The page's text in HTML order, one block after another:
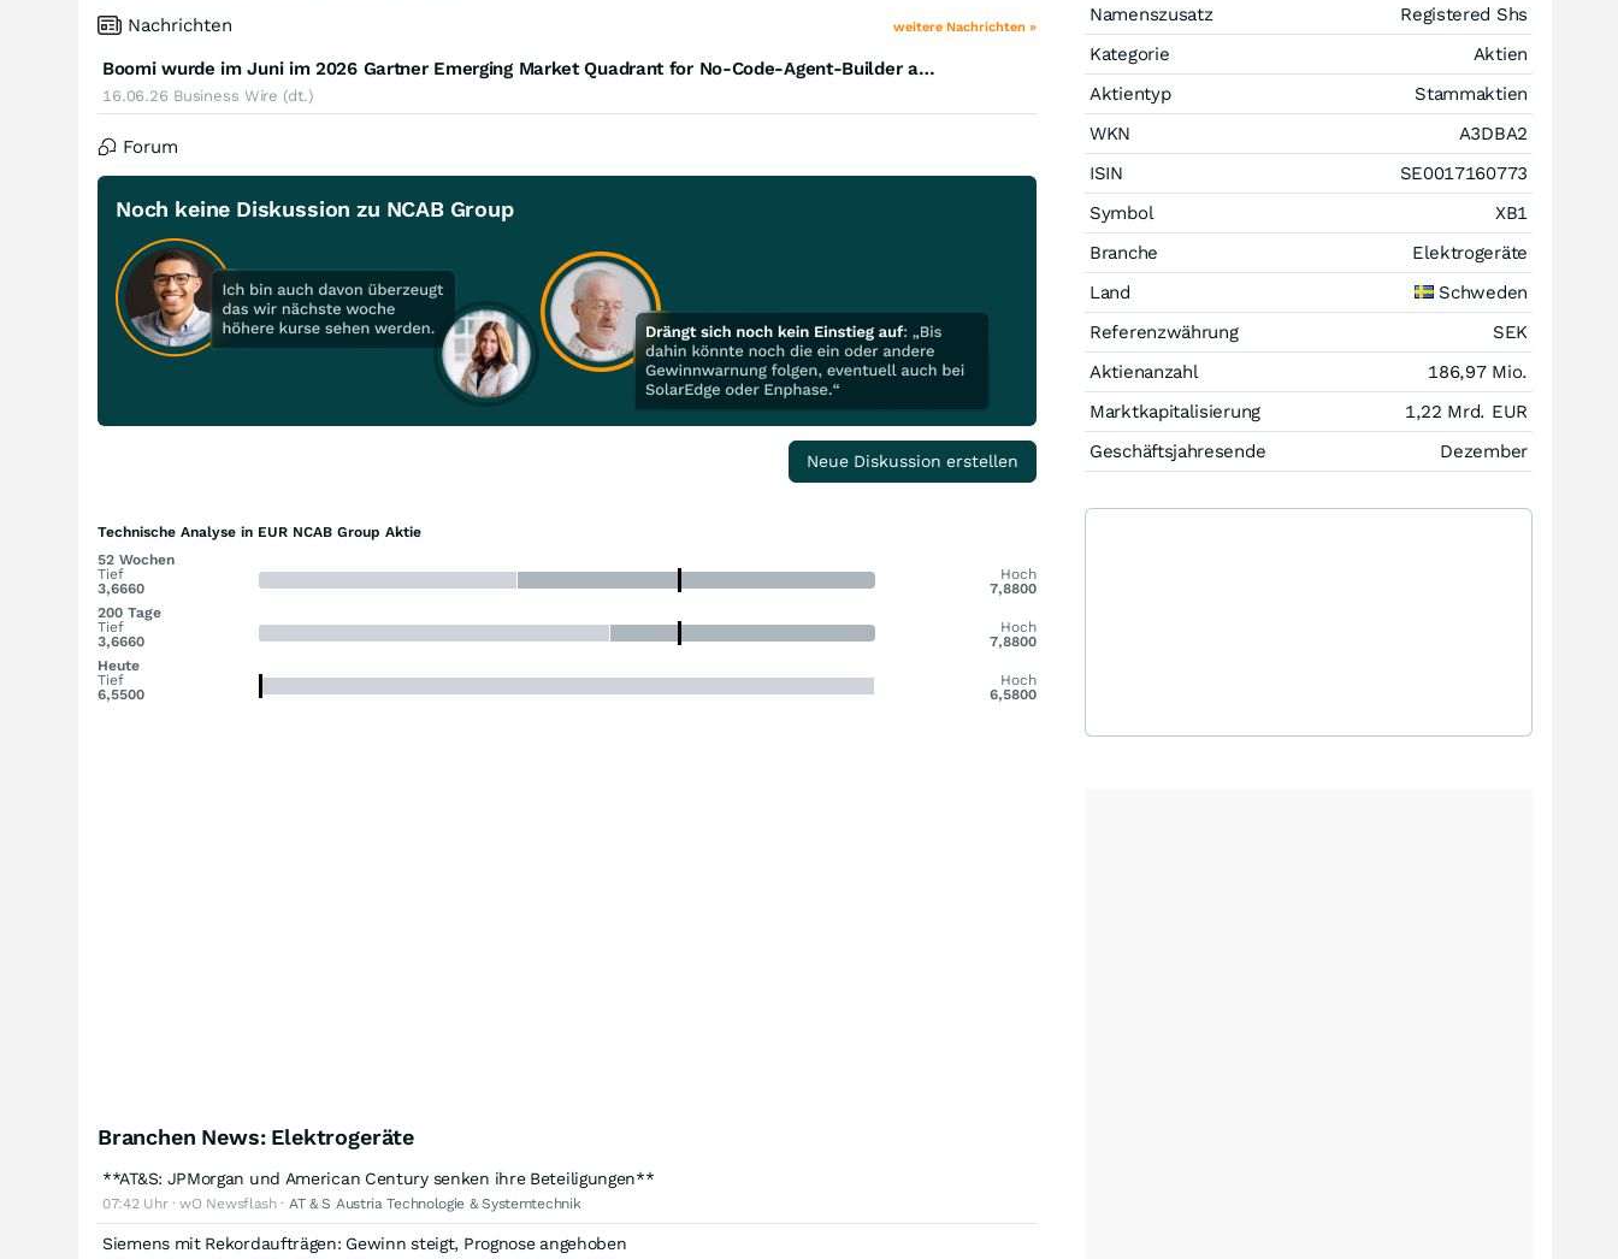
Nachrichten weitere Nachrichten »
Boomi wurde im Juni im 2026 Gartner Emerging Market Quadrant for No-Code-Agent-Builder als Pioneer ausgezeichnet
16.06.26 Business Wire (dt.)
Forum
Noch keine Diskussion zu NCAB Group
Neue Diskussion erstellen
Technische Analyse in EUR NCAB Group Aktie
52 Wochen
Tief
3,6660
Hoch
7,8800
200 Tage
Tief
3,6660
Hoch
7,8800
Heute
Tief
6,5500
Hoch
6,5800
Branchen News: Elektrogeräte
**AT&S: JPMorgan und American Century senken ihre Beteiligungen**
07:42 Uhr · wO Newsflash · AT & S Austria Technologie & Systemtechnik
Siemens mit Rekordaufträgen: Gewinn steigt, Prognose angehoben
Namenszusatz
Registered Shs
Kategorie
Aktien
Aktientyp
Stammaktien
WKN
A3DBA2
ISIN
SE0017160773
Symbol
XB1
Branche
Elektrogeräte
Land
Schweden
Referenzwährung
SEK
Aktienanzahl
186,97 Mio.
Marktkapitalisierung
1,22 Mrd. EUR
Geschäftsjahresende
Dezember